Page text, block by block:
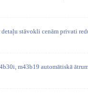
detaļu stāvokli cenām privati
m43b19 automātiskā